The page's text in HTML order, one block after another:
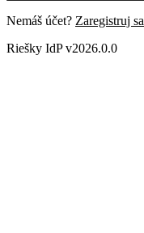
Nemáš účet? Zaregistruj sa
Riešky IdP v2026.0.0